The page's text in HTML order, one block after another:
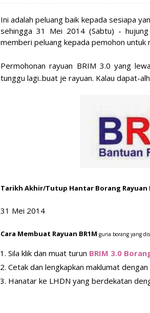
Ini adalah peluang baik kepada sesiapa
sehingga 31 Mei 2014 (Sabtu) -
memberi peluang kepada pemohon untuk
Permohonan rayuan BRIM 3.0 yang
tunggu lagi..buat je rayuan. Kalau dapat-
Tarikh Akhir/Tutup Hantar Borang Rayuan
31 Mei 2014
Cara Membuat Rayuan BR1M guna borang yang
Sila klik dan muat turun BRIM 3.0
Cetak dan lengkapkan maklumat dengan
Hanatar ke LHDN yang berdekatan